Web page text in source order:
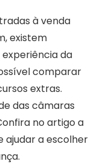
à venda
existem
da
comparar
extras.
das câmaras
no artigo a
ajudar a escolher